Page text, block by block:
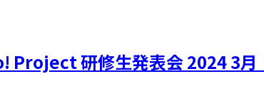
Project 研修生発表会 2024 3月